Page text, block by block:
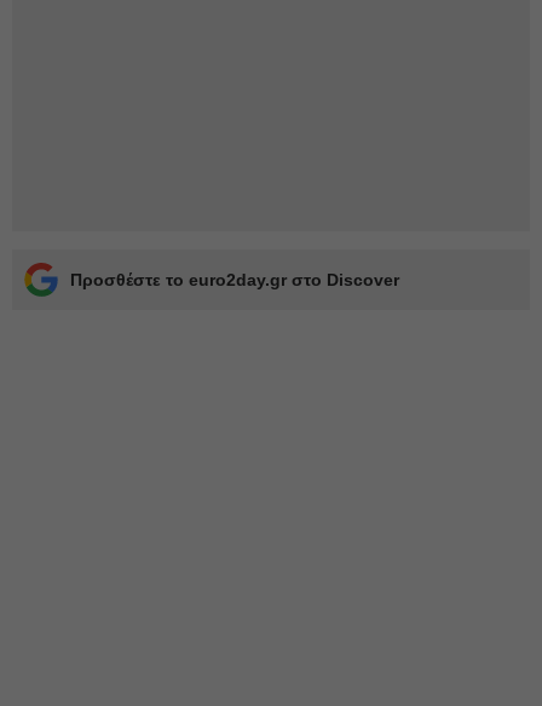
Προσθέστε το euro2day.gr στο Discover